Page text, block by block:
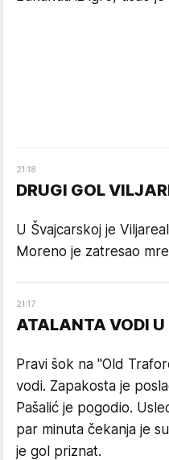
21:18
DRUGI GOL
U Švajcarskoj je
Moreno je zatresao
21:17
ATALANTA VODI
Pravi šok na "Old
vodi. Zapakosta je
Pašalić je pogodio.
par minuta čekanja je
je gol priznat.